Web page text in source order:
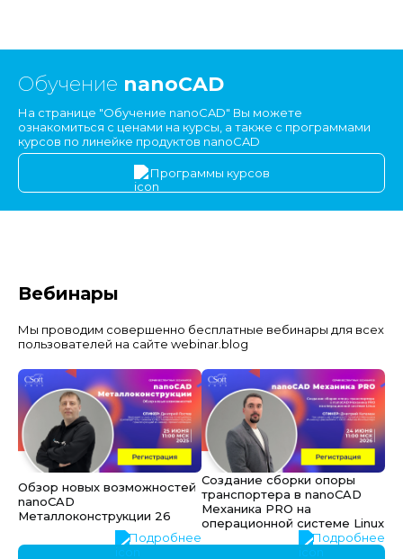
Обучение nanoCAD
На странице "Обучение nanoCAD" Вы можете
ознакомиться с ценами на курсы, а также с программами
курсов по линейке продуктов nanoCAD
Программы курсов
Вебинары
Мы проводим совершенно бесплатные вебинары для всех
пользователей на сайте webinar.blog
Обзор новых возможностей
nanoCAD
Металлоконструкции 26
Подробнее
Создание сборки опоры
транспортера в nanoCAD
Механика PRO на
операционной системе Linux
Подробнее